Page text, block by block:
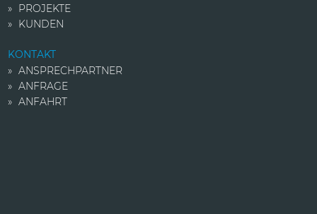
PROJEKTE
KUNDEN
KONTAKT
ANSPRECHPARTNER
ANFRAGE
ANFAHRT